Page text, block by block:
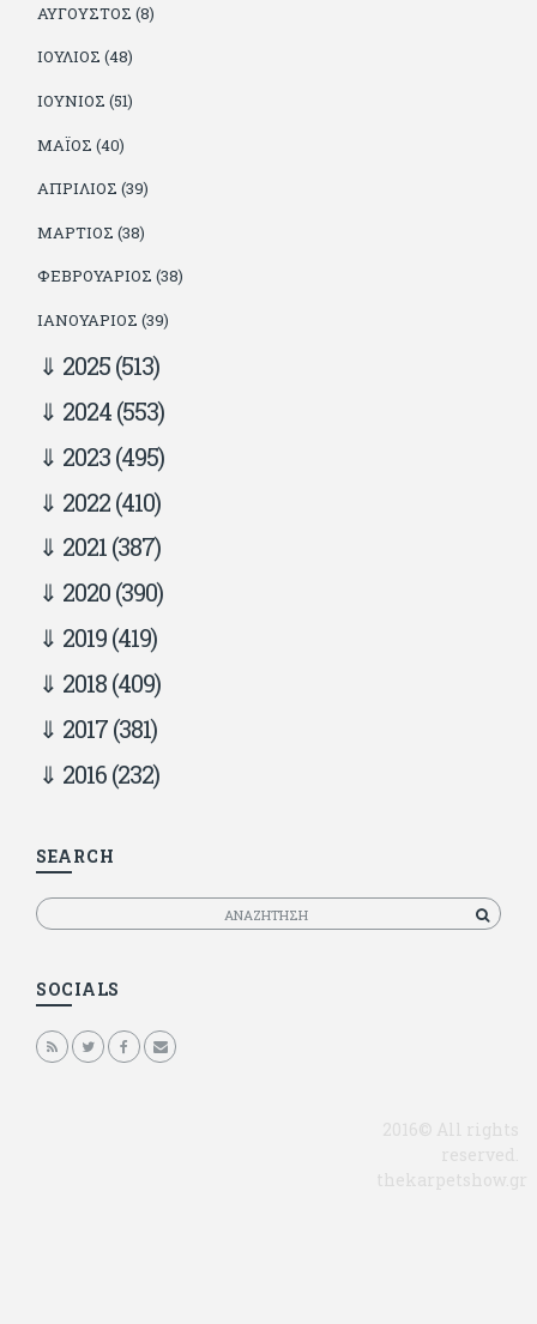
ΑΎΓΟΥΣΤΟΣ (8)
ΙΟΎΛΙΟΣ (48)
ΙΟΎΝΙΟΣ (51)
ΜΆΙΟΣ (40)
ΑΠΡΊΛΙΟΣ (39)
ΜΆΡΤΙΟΣ (38)
ΦΕΒΡΟΥΆΡΙΟΣ (38)
ΙΑΝΟΥΆΡΙΟΣ (39)
2025(513)
2024(553)
2023(495)
2022(410)
2021(387)
2020(390)
2019(419)
2018(409)
2017(381)
2016(232)
SEARCH
Αναζητηση
SOCIALS